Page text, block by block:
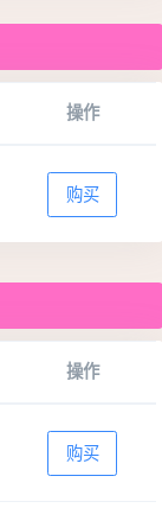
操作
购买
操作
购买